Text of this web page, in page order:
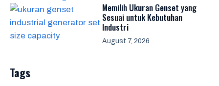
Memilih Ukuran Genset yang
Sesuai untuk Kebutuhan
Industri
August 7, 2026
Tags